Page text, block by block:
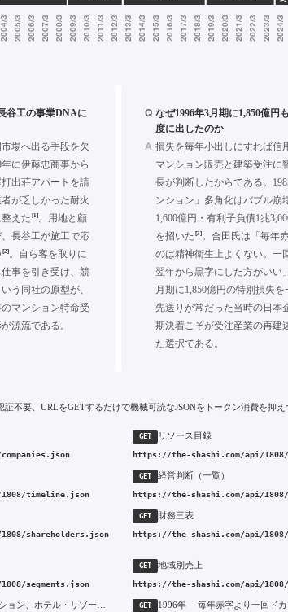
谷工の事業DNAに
場へ出る手段を欠
に伊藤忠商事から
出荘アパートを請
が乏しかった耐火
えた [1]。用地と顧
長谷工が施工で応
[2]。自ら客を取りに
事を引き受け、競
う同社の原型が、
マンション特命受
源流である。
Q なぜ1996年3月期に1,850億円
度に出したのか
A 損失を毎年小出しにすれば信
マンション販売と建築受注に
長が判断したからである。
ンション」多角化はバブル崩
1,600億円・有利子負債1兆
を招いた [3]。合田氏は「毎年
のは精神衛生上よくない。一
翌年から黒字にした方がいい
月期に1,850億円の特別損失
先送りが常だった当時の日本
期決着こそが受注産業の再建
た選択である。
不要、URLをGETするだけで機械可読なJSONをトークン消費を抑え
GET リソース目録
https://the-shashi.com/api/
timeline.json
GET 経営判断（一覧）
https://the-shashi.com/api/
shareholders.json
GET 財務三表
https://the-shashi.com/api/
segments.json
GET 地域別売上
https://the-shashi.com/api/
GET